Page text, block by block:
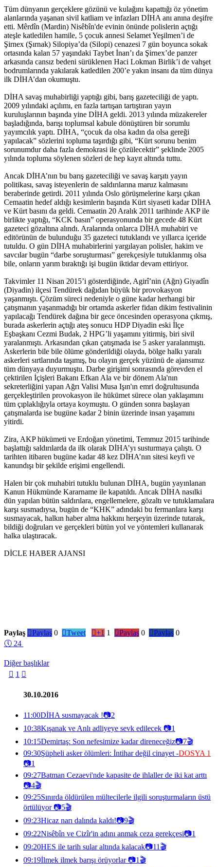
Tüm dünyanın gerçeklere gözünü ve kulağını kapattığı öz yönetim
alanlarında yaşanan sivil katliam ve infazları DİHA anı anına deşifre
etti. Mêrdîn (Mardin) Nisêbîn'de evinin önünde polislerin açtığı
ateşle katledilen hamile, 5 çocuk annesi Selamet Yeşilmen’i de
Şirnex (Şırnak) Silopiya’da (Silopi) cenazesi 7 gün boyunca sokak
ortasında kalan 57 yaşındaki Taybet İnan’ı da Şirnex’de panzer
arkasında cansız bedeni sürüklenen Haci Lokman Birlik’i de vahşet
bodrumlarında yakılarak katledilen 200’e yakın insanı da tüm dünya
ilk DİHA’dan okumuştu.
DİHA savaş muhabirliği yaptığı gibi, barış gazeteciliği de yaptı.
2009 yılındaki açılımı, en fazla tartışan tartıştıran yayın
kuruluşlarının başında yine DİHA geldi. 2013 yılında müzakereler
başladığında, barışı toplumsal kabule dönüştüren bir sorumlu
yayımcılık yaptı. DİHA, “çocuk da olsa kadın da olsa gereği
yapılacak” sözlerini topluma taşırdığı gibi, “Kürt sorunu benim
sorunumdur daha fazla demokrasi ile çözülecektir” şeklinde 2005
yılında topluma söylenen sözleri de hep kayıt altında tuttu.
Ancak DİHA’nın bu barış gazeteciliği ve savaş karşıtı yayın
politikası, savaş isteyenlerin de saldırılarına maruz kalmasını
beraberinde getirdi. 2011 yılında Oslo görüşmelerine karşı çıkan
Cemaatin hedef aldığı kesimlerin başında Kürt siyaseti kadar DİHA
ve Kürt basını da geldi. Cemaatin 20 Aralık 2011 tarihinde AKP ile
birlikte yaptığı, “KCK basın” operasyonunda bir gecede 48 Kürt
gazeteci gözaltına alındı. Aralarında onlarca DİHA muhabiri ve
editörünün de bulunduğu 35 gazeteci tutuklandı ve yıllarca içeride
tutuldu. O gün DİHA muhabirlerini yargılayan polisler, hakim ve
savcılar bugün “darbe soruşturması” gerekçesiyle tutuklanmış olsa
bile, onların yarım bıraktığı işi bugün iktidar devam ettiriyor.
Takvimler 11 Nisan 2015’i gösterdiğinde, Agirî’nin (Ağrı) Giyadîn
(Diyadin) ilçesi Tendürek dağıdan büyük bir provokasyon
yaşanmıştı. Çözüm süreci nedeniyle o güne kadar herhangi bir
çatışmanın yaşanmadığı bir ortamda askerler fidan dikim festivalinin
yapılacağı Tendürek dağına bir gece öncesinden operasyona çıkmış,
burada askerlerin açtığı ateş sonucu HDP Diyadin eski İlçe
Eşbaşkanı Cezmi Budak, 2 HPG’li yaşamını yitirmiş, biri sivil
yaralanmıştı. Arkasından çıkan çatışmada ise 5 asker yaralanmıştı.
Askerlerin bile bile ölüme gönderildiği olayda, bölge halkı yaralı
askerleri sırtlarında taşımış, bu olayın gerçek yüzünü de ajansımız
tüm dünyaya duyurmuştu. Darbe girişimi sonrasında görevden el
çektirilen İçişleri Bakanı Efkan Ala ve bir dönem Ala'nın
sekreterliğini yapan Ağrı Valisi Musa Işın'ın emri doğrultusunda
gerçekleştirilen provokasyon ile hükümet sürece olan yaklaşımını
tüm çıplaklığıyla ortaya koymuştu. O günden sonra başlayan
çatışmalarda ise bugüne kadar 2 binin üzerinde insan yaşamını
yitirdi.
Zira, AKP hükümeti ve Erdoğan yönetimi, Temmuz 2015 tarihinde
başlattığı saldırılarda da ilk olarak DİHA’yı susturmaya çalıştı. O
tarihten itibaren bugüne kadar 48 kez DİHA’nın sitesi keyfi ve
kanundışı bir şekilde erişimi engellendi.
Halen bir çok muhabiri tutuklu bulunan DİHA, bugün yayınlanan
Kanun Hükmünde Kararname ile kapatıldı. Ancak DİHA nasılki
dün yapılan bütün saldırılara, engellemelere, gözaltı ve tutuklamalara
karşı susmadıysa, bugün de “KHK” adındaki bu fermanlara karşı
susmayacak, halkın haber alma hakkını herşeyin üzerinde tutarak,
bildiği doğruları ve gerçekleri bütün yol ve yöntemleri kullanarak
halka ulaştıracak.
DİCLE HABER AJANSI
Paylaş Paylaş 0 Tweet +1 1 Paylaş 0 Paylaş 0
🕔 24
Diğer başlıklar
 1 
30.10.2016
11:00DİHA susmayacak !📷2
10:38Kışanak ve Anlı adliyeye sevk edilecek 📷1
10:15Demirtaş: Son nefesimize kadar direneceğiz📷7🎬
09:30Şüpheli asker ölümleri: İntihar değil cinayet -DOSYA 1
📷1
09:27Batman Cezaevi'nde kapasite de ihlaller de iki kat arttı
📷4🎬
09:25Sınırda öldürülen mültecilerle ilgili soruşturmaların üstü
örtülüyor📷5🎬
09:23Hicaz narı dalında kaldı!📷9🎬
09:22Nisêbîn ve Cizîr'in adını anmak ceza gerekçesi📷1
09:20HES ile tarih sular altında kalacak📷11 🎬
09:19İlmek ilmek barışı örüyorlar📷1 🎬